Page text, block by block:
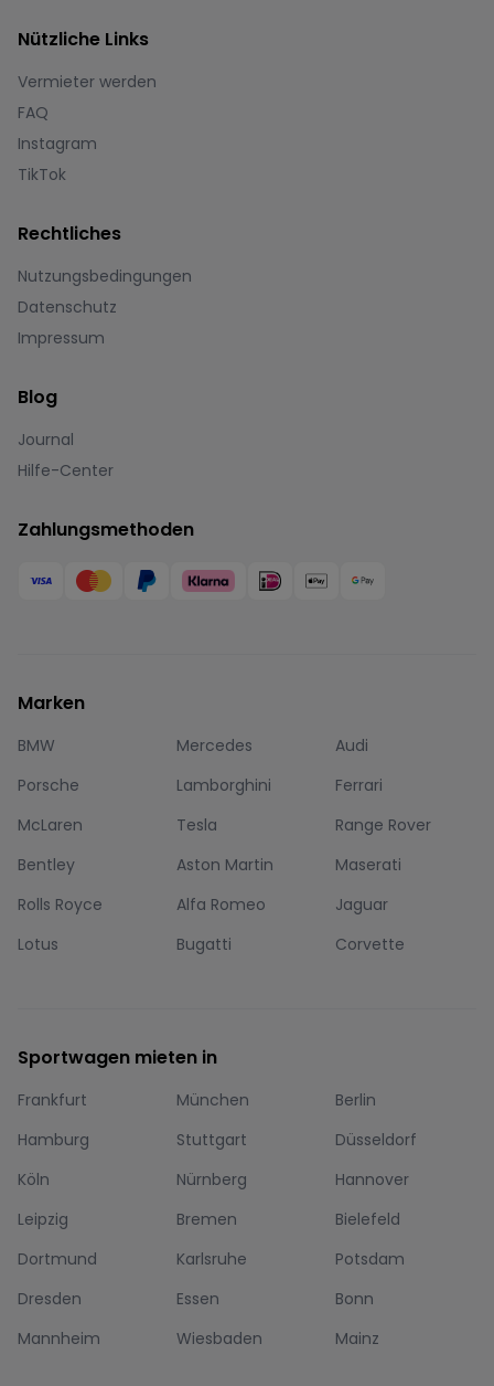
Nützliche Links
Vermieter werden
FAQ
Instagram
TikTok
Rechtliches
Nutzungsbedingungen
Datenschutz
Impressum
Blog
Journal
Hilfe-Center
Zahlungsmethoden
Marken
BMW Mercedes
Audi
Porsche
Lamborghini
Ferrari
McLaren
Tesla
Range Rover
Bentley
Aston Martin
Maserati
Rolls Royce
Alfa Romeo
Jaguar
Lotus
Bugatti Corvette
Sportwagen mieten in
Frankfurt München
Berlin
Hamburg
Stuttgart
Düsseldorf
Köln
Nürnberg
Hannover
Leipzig
Bremen
Bielefeld
Dortmund
Karlsruhe
Potsdam
Dresden
Essen
Bonn
Mannheim
Wiesbaden Mainz